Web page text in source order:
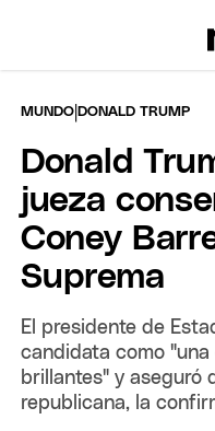
MUNDO |DONALD TRUMP
Donald
jueza
Coney
Suprema
El presidente de
candidata como
brillantes" y aseguró
republicana, la